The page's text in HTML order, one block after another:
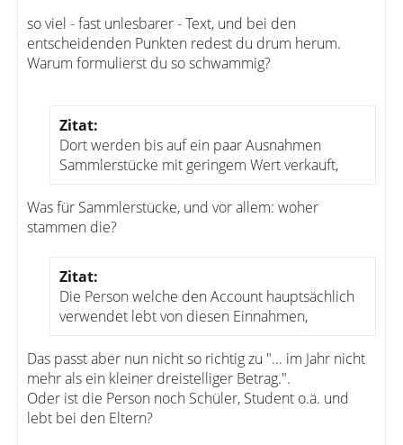
so viel - fast unlesbarer - Text, und bei den
entscheidenden Punkten redest du drum herum.
Warum formulierst du so schwammig?
Zitat:
Dort werden bis auf ein paar Ausnahmen
Sammlerstücke mit geringem Wert verkauft,
Was für Sammlerstücke, und vor allem: woher
stammen die?
Zitat:
Die Person welche den Account hauptsächlich
verwendet lebt von diesen Einnahmen,
Das passt aber nun nicht so richtig zu "... im Jahr nicht
mehr als ein kleiner dreistelliger Betrag.".
Oder ist die Person noch Schüler, Student o.ä. und
lebt bei den Eltern?